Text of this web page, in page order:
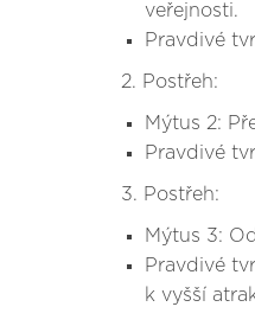
veřejnosti.
Pravdivé
2. Postřeh:
Mýtus 2:
Pravdivé
3. Postřeh:
Mýtus 3:
Pravdivé
k vyšší